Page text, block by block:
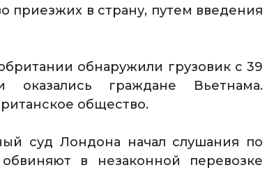
приезжих в страну, путем введения
обнаружили грузовик с 39
граждане Вьетнама.
общество.
суд Лондона начал слушания по
в незаконной перевозке